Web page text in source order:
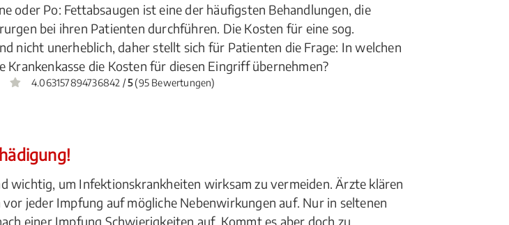
oder Po: Fettabsaugen ist eine der häufigsten Behandlungen, die
bei ihren Patienten durchführen. Die Kosten für eine sog.
nicht unerheblich, daher stellt sich für Patienten die Frage: In welchen
Krankenkasse die Kosten für diesen Eingriff übernehmen?
4.063157894736842 /5(95 Bewertungen)
wichtig, um Infektionskrankheiten wirksam zu vermeiden. Ärzte klären
jeder Impfung auf mögliche Nebenwirkungen auf. Nur in seltenen
einer Impfung Schwierigkeiten auf. Kommt es aber doch zu